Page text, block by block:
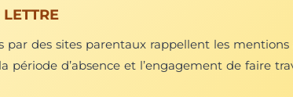
par des sites parentaux rappellent les mentions
période d’absence et l’engagement de faire